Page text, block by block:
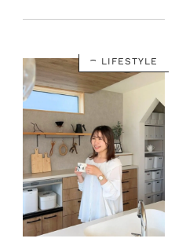
LIFESTYLE